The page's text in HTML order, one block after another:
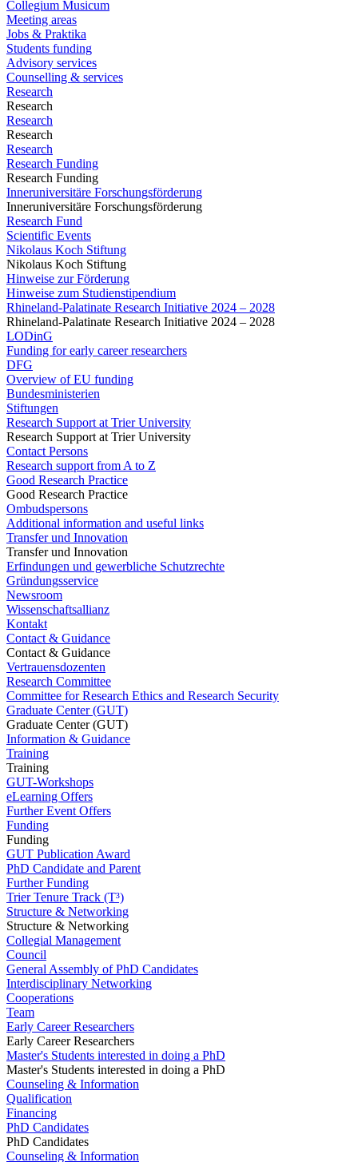
Collegium Musicum
Meeting areas
Jobs & Praktika
Students funding
Advisory services
Counselling & services
Research
Research
Research
Research
Research
Research Funding
Research Funding
Inneruniversitäre Forschungsförderung
Inneruniversitäre Forschungsförderung
Research Fund
Scientific Events
Nikolaus Koch Stiftung
Nikolaus Koch Stiftung
Hinweise zur Förderung
Hinweise zum Studienstipendium
Rhineland-Palatinate Research Initiative 2024 – 2028
Rhineland-Palatinate Research Initiative 2024 – 2028
LODinG
Funding for early career researchers
DFG
Overview of EU funding
Bundesministerien
Stiftungen
Research Support at Trier University
Research Support at Trier University
Contact Persons
Research support from A to Z
Good Research Practice
Good Research Practice
Ombudspersons
Additional information and useful links
Transfer und Innovation
Transfer und Innovation
Erfindungen und gewerbliche Schutzrechte
Gründungsservice
Newsroom
Wissenschaftsallianz
Kontakt
Contact & Guidance
Contact & Guidance
Vertrauensdozenten
Research Committee
Committee for Research Ethics and Research Security
Graduate Center (GUT)
Graduate Center (GUT)
Information & Guidance
Training
Training
GUT-Workshops
eLearning Offers
Further Event Offers
Funding
Funding
GUT Publication Award
PhD Candidate and Parent
Further Funding
Trier Tenure Track (T³)
Structure & Networking
Structure & Networking
Collegial Management
Council
General Assembly of PhD Candidates
Interdisciplinary Networking
Cooperations
Team
Early Career Researchers
Early Career Researchers
Master's Students interested in doing a PhD
Master's Students interested in doing a PhD
Counseling & Information
Qualification
Financing
PhD Candidates
PhD Candidates
Counseling & Information